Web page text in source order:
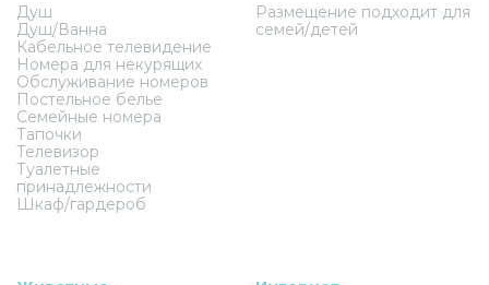
Душ
Душ/Ванна
Кабельное телевидение
Номера для некурящих
Обслуживание номеров
Постельное белье
Семейные номера
Тапочки
Телевизор
Туалетные
принадлежности
Шкаф/гардероб
Размещение подходит для
семей/детей